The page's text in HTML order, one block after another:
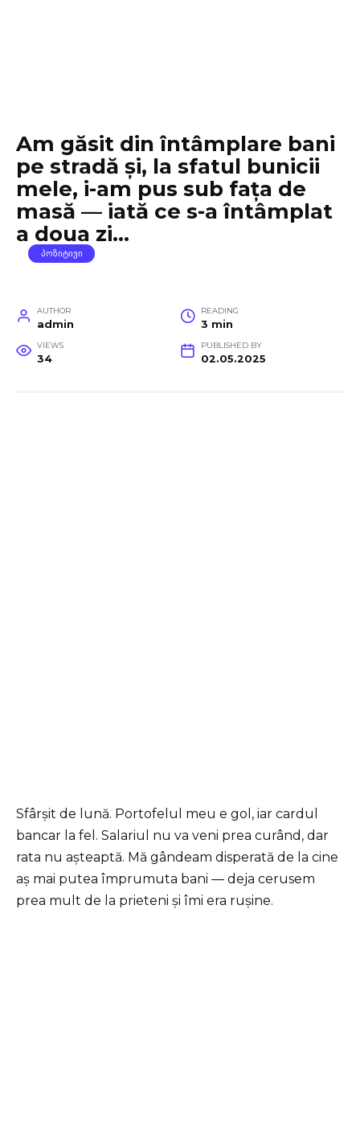
Am găsit din întâmplare bani
pe stradă și, la sfatul bunicii
mele, i-am pus sub fața de
masă — iată ce s-a întâmplat
a doua zi…
ᲞᲝᲖᲘᲢᲘᲕᲘ
AUTHOR
admin
READING
3 min
VIEWS
34
PUBLISHED BY
02.05.2025
Sfârșit de lună. Portofelul meu e gol, iar cardul
bancar la fel. Salariul nu va veni prea curând, dar
rata nu așteaptă. Mă gândeam disperată de la cine
aș mai putea împrumuta bani — deja cerusem
prea mult de la prieteni și îmi era rușine.